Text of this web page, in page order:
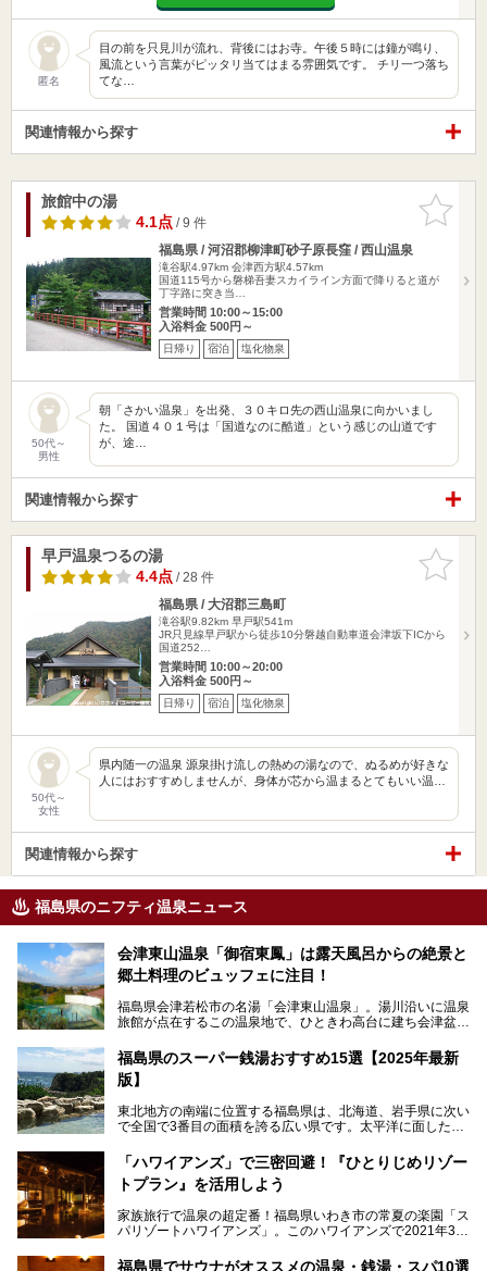
匿名
目の前を只見川が流れ、背後にはお寺。午後５時には鐘が鳴り、
風流という言葉がピッタリ当てはまる雰囲気です。 チリ一つ落ち
てな…
関連情報から探す
お気に入
りに追加
旅館中の湯
4.1点/ 9 件
福島県 / 河沼郡柳津町砂子原長窪 / 西山温泉
滝谷駅4.97km 会津西方駅4.57km
国道115号から磐梯吾妻スカイライン方面で降りると道が
丁字路に突き当…
営業時間 10:00～15:00
入浴料金 500円～
日帰り 宿泊 塩化物泉
50代～
男性
朝「さかい温泉」を出発、３０キロ先の西山温泉に向かいまし
た。 国道４０１号は「国道なのに酷道」という感じの山道です
が、途…
関連情報から探す
お気に入
りに追加
早戸温泉つるの湯
4.4点/ 28 件
福島県 / 大沼郡三島町
滝谷駅9.82km 早戸駅541m
JR只見線早戸駅から徒歩10分磐越自動車道会津坂下ICから
国道252…
営業時間 10:00～20:00
入浴料金 500円～
日帰り 宿泊 塩化物泉
50代～
女性
県内随一の温泉 源泉掛け流しの熱めの湯なので、ぬるめが好きな
人にはおすすめしませんが、身体が芯から温まるとてもいい温…
関連情報から探す
福島県のニフティ温泉ニュース
会津東山温泉「御宿東鳳」は露天風呂からの絶景と
郷土料理のビュッフェに注目！
福島県会津若松市の名湯「会津東山温泉」。湯川沿いに温泉
旅館が点在するこの温泉地で、ひときわ高台に建ち会津盆地
ELS & RESORTSの「御宿東鳳」です。
大浴場は「宙の湯」「棚雲の湯」の2つ。いずれも素晴らし
の郷土料理など夕朝食の美味しさも評判。人気のこのお宿の
過ごし方を徹底紹介いたします。
───
提供元：オリックス・ホテルマネジメント株式会社【PR】
この記事は会津東山温泉 御宿東鳳のPR記事です。
福島県のスーパー銭湯おすすめ15選【2025年最新
版】
東北地方の南端に位置する福島県は、北海道、岩手県に次い
で全国で3番目の面積を誇る広い県です。太平洋に面した
る「中通り」、磐梯山や猪苗代湖、五色沼、尾瀬湿原などが
ある「会津地方」まで、変化に富んだ自然を楽しめるのが魅
力です。
も良好で、首都圏からの週末旅行先としても人気の福島県。
そんな福島県でチェックしておきたい、評判のスーパー銭湯
「ハワイアンズ」で三密回避！『ひとりじめリゾー
トプラン』を活用しよう
家族旅行で温泉の超定番！福島県いわき市の常夏の楽園「ス
パリゾートハワイアンズ」。このハワイアンズで2021年3月
く温泉編」をスタートしました。
福島県でサウナがオススメの温泉・銭湯・スパ10選